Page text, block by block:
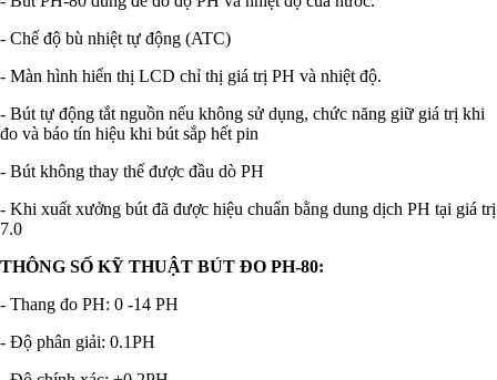
- Chế độ bù nhiệt tự động (ATC)
- Màn hình hiển thị LCD chỉ thị giá trị PH và nhiệt độ.
- Bút tự động tắt nguồn nếu không sử dụng, chức năng giữ giá trị khi
đo và báo tín hiệu khi bút sắp hết pin
- Bút không thay thế được đầu dò PH
- Khi xuất xưởng bút đã được hiệu chuẩn bằng dung dịch PH tại giá trị
7.0
THÔNG SỐ KỸ THUẬT BÚT ĐO PH-80:
- Thang đo PH: 0 -14 PH
- Độ phân giải: 0.1PH